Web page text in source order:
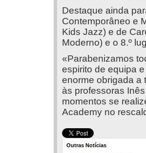
Destaque ainda
Contemporâneo e
Kids Jazz) e de
Moderno) e o 8.º
«Parabenizamos
espirito de equipa
enorme obrigada a
às professoras
momentos se
Academy no
Outras Notícias